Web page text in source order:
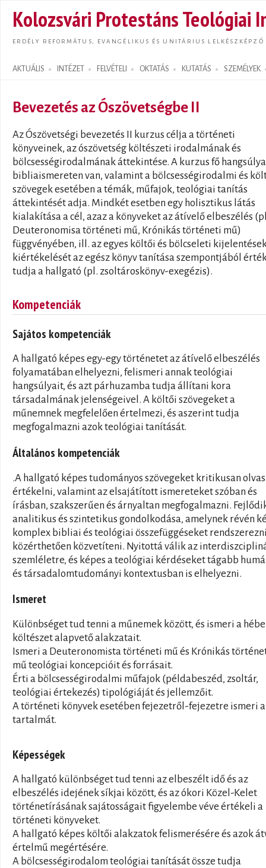
Kolozsvári Protestáns Teológiai
ERDÉLY REFORMÁTUS, EVANGÉLIKUS ÉS UNITÁRIUS LELKÉSZKÉPZŐ
AKTUÁLIS INTÉZET FELVÉTELI OKTATÁS KUTATÁS SZEMÉLYEK
Search form
Bevezetés az Ószövetségbe II
Az Ószövetségi bevezetés II kurzus célja a történeti
könyveinek, az ószövetség költészeti irodalmának és
bölcsességirodalmának áttekintése. A kurzus fő
bibliaismereten van, valamint a bölcsességirodalmi és
szövegek esetében a témák, műfajok, teológiai tanítás
áttekintését adja. Mindkét esetben egy holisztikus látás
kialakítása a cél, azaz a könyveket az átívelő elbeszélés
Deuteronomisa történeti mű, Krónikás történeti mű)
függvényében, ill. az egyes költői és bölcseleti
kiértékelését az egész könyv tanítása szempontjából
tudja a hallgató (pl. zsoltároskönyv-exegézis).
Kompetenciák
Sajátos kompetenciák
A hallgató képes egy-egy történetet az átívelő elbeszélés
folyamatában elhelyezni, felismeri annak teológiai
hangsúlyait, és azt párhuzamba tudja állítani kora
társadalmának jelenségeivel. A költői szövegeket a
műnemnek megfelelően értelmezi, és aszerint tudja
megfogalmazni azok teológiai tanítását.
Általános kompetenciák
.A hallgató képes tudományos szövegeket kritikusan
értékelni, valamint az elsajátított ismereteket szóban és
írásban, szakszerűen és árnyaltan megfogalmazni.
analitikus és szintetikus gondolkodása, amelynek révén
komplex bibliai és teológiai összefüggéseket
közérthetően közvetíteni. Nyitottá válik az
szemléletre, és képes a teológiai kérdéseket tágabb
és társadalomtudományi kontextusban is elhelyezni.
Ismeret
Különbséget tud tenni a műnemek között, és ismeri a
költészet alapvető alakzatait.
Ismeri a Deuteronomista történeti mű és Krónikás
mű teológiai koncepcióit és forrásait.
Érti a bölcsességirodalmi műfajok (példabeszéd, zsoltár,
teológiai értekezés) tipológiáját és jellemzőit.
A történeti könyvek esetében fejezetről-fejezetre ismeri
tartalmát.
Képességek
A hallgató különbséget tud tenni az elbeszélt idő és az
elbeszélés idejének síkjai között, és az ókori Közel-Kelet
történetírásának sajátosságait figyelembe véve értékeli a
történeti könyveket.
A hallgató képes költői alakzatok felismerésére és azok
értelmű megértésére.
A bölcsességirodalom teológiai tanítását össze tudja